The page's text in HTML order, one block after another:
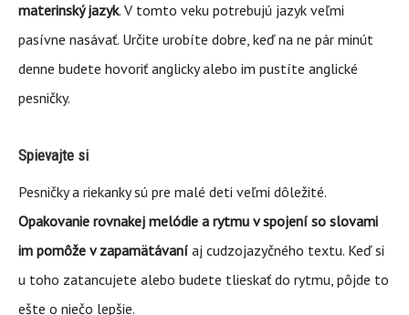
materinský jazyk. V tomto veku potrebujú jazyk veľmi
pasívne nasávať. Určite urobíte dobre, keď na ne pár minút
denne budete hovoriť anglicky alebo im pustíte anglické
pesničky.
Spievajte si
Pesničky a riekanky sú pre malé deti veľmi dôležité.
Opakovanie rovnakej melódie a rytmu v spojení so slovami
im pomôže v zapamätávaní aj cudzojazyčného textu. Keď si
u toho zatancujete alebo budete tlieskať do rytmu, pôjde to
ešte o niečo lepšie.